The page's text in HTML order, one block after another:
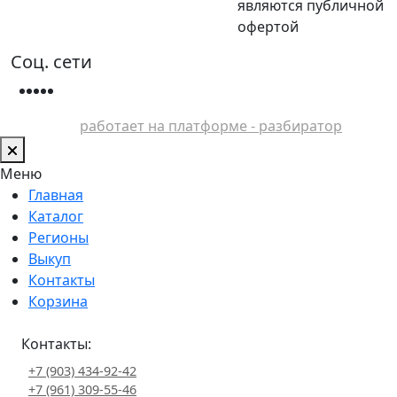
являются публичной
офертой
Соц. сети
работает на платформе - разбиратор
Меню
Главная
Каталог
Регионы
Выкуп
Контакты
Корзина
Контакты:
+7 (903) 434-92-42
+7 (961) 309-55-46